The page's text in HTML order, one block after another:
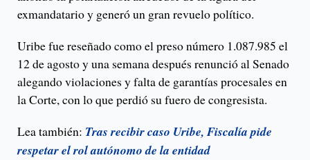
exmandatario y generó un gran revuelo político.
Uribe fue reseñado como el preso número 1.087.985 el
12 de agosto y una semana después renunció al Senado
alegando violaciones y falta de garantías procesales en
la Corte, con lo que perdió su fuero de congresista.
Lea también: Tras recibir caso Uribe, Fiscalía pide
respetar el rol autónomo de la entidad